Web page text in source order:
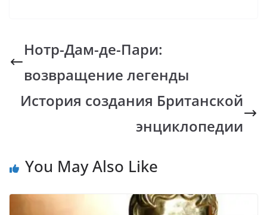
b
o
o
k
s
A
p
p
y
Li
n
k
gr
a
m
Нотр-Дам-де-Пари:
возвращение легенды
История создания Британской
энциклопедии
You May Also Like